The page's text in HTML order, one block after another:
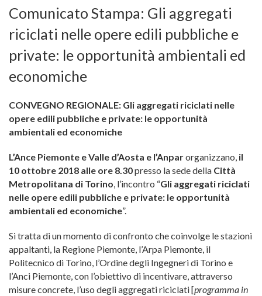
Comunicato Stampa: Gli aggregati
riciclati nelle opere edili pubbliche e
private: le opportunità ambientali ed
economiche
CONVEGNO REGIONALE: Gli aggregati riciclati nelle
opere edili pubbliche e private: le opportunità
ambientali ed economiche
L’Ance Piemonte e Valle d’Aosta e l’Anparorganizzano, il
10 ottobre 2018 alle ore 8.30presso la sede della Città
Metropolitana di Torino, l’incontro “Gli aggregati riciclati
nelle opere edili pubbliche e private: le opportunità
ambientali ed economiche”.
Si tratta di un momento di confronto che coinvolge le stazioni
appaltanti, la Regione Piemonte, l’Arpa Piemonte, il
Politecnico di Torino, l’Ordine degli Ingegneri di Torino e
l’Anci Piemonte, con l’obiettivo di incentivare, attraverso
misure concrete, l’uso degli aggregati riciclati [programma in